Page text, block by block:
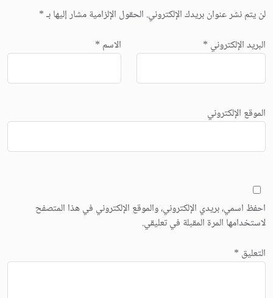
لن يتم نشر عنوان بريدك الإلكتروني. الحقول الإلزامية مشار إليها بـ*
الاسم * البريد الإلكتروني *
الموقع الإلكتروني
احفظ اسمي، بريدي الإلكتروني، والموقع الإلكتروني في هذا المتصفح
لاستخدامها المرة المقبلة في تعليقي.
التعليق *